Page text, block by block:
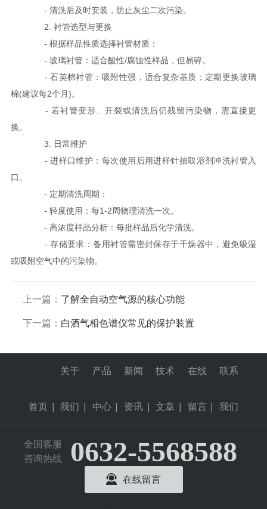
- 清洗后及时安装，防止灰尘二次污染。
2. 衬管选型与更换
- 根据样品性质选择衬管材质：
- 玻璃衬管：适合酸性/腐蚀性样品，但易碎。
- 石英棉衬管：吸附性强，适合复杂基质；定期更换玻璃
棉(建议每2个月)。
- 若衬管变形、开裂或清洗后仍残留污染物，需直接更
换。
3. 日常维护
- 进样口维护：每次使用后用进样针抽取溶剂冲洗衬管入
口。
- 定期清洗周期：
- 轻度使用：每1-2周物理清洗一次。
- 高浓度样品分析：每批样品后化学清洗。
- 存储要求：备用衬管需密封保存于干燥器中，避免吸湿
或吸附空气中的污染物。
上一篇： 了解全自动空气源的核心功能
下一篇： 白酒气相色谱仪常见的保护装置
首页
关于
我们
产品
中心
新闻
资讯
技术
文章
在线
留言
联系
我们
全国客服
咨询热线
0632-5568588
在线留言